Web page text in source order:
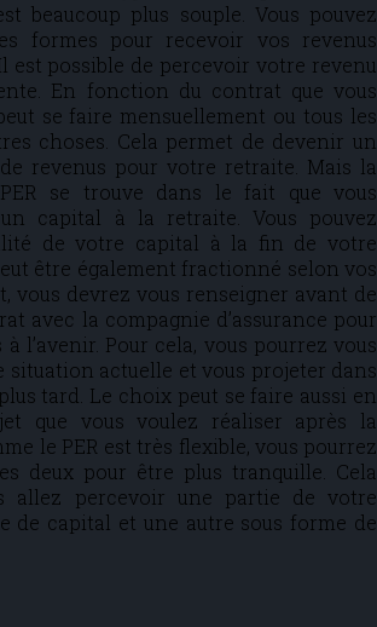
beaucoup plus souple. Vous pouvez
formes pour recevoir vos revenus
est possible de percevoir votre revenu
En fonction du contrat que vous
se faire mensuellement ou tous les
choses. Cela permet de devenir un
revenus pour votre retraite. Mais la
se trouve dans le fait que vous
capital à la retraite. Vous pouvez
de votre capital à la fin de votre
être également fractionné selon vos
vous devrez vous renseigner avant de
avec la compagnie d’assurance pour
l’avenir. Pour cela, vous pourrez vous
situation actuelle et vous projeter dans
tard. Le choix peut se faire aussi en
que vous voulez réaliser après la
le PER est très flexible, vous pourrez
deux pour être plus tranquille. Cela
allez percevoir une partie de votre
de capital et une autre sous forme de